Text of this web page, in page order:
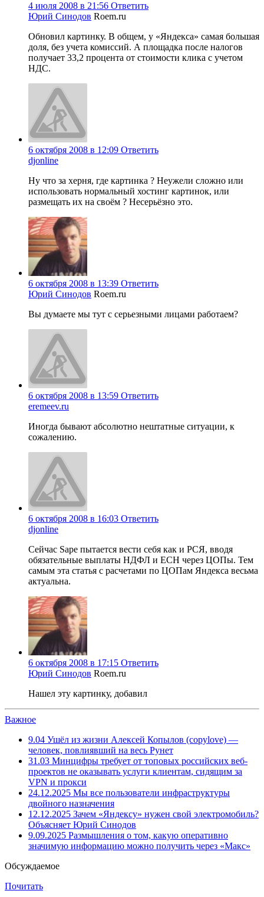
4 июля 2008 в 21:56 Ответить
Юрий Синодов Roem.ru
Обновил картинку. В общем, у «Яндекса» самая большая
доля, без учета комиссий. А площадка после налогов
получает 33,2 процента от стоимости клика с учетом
НДС.
6 октября 2008 в 12:09 Ответить
djonline
Ну что за херня, где картинка ? Неужели сложно или
использовать нормальный хостинг картинок, или
размещать их на своём ? Несерьёзно это.
6 октября 2008 в 13:39 Ответить
Юрий Синодов Roem.ru
Вы думаете мы тут с серьезными лицами работаем?
6 октября 2008 в 13:59 Ответить
eremeev.ru
Иногда бывают абсолютно нештатные ситуации, к
сожалению.
6 октября 2008 в 16:03 Ответить
djonline
Сейчас Sape пытается вести себя как и РСЯ, вводя
обязательные выплаты НДФЛ и ЕСН через ЦОПы. Тем
самым эта статья с расчетами по ЦОПам Яндекса весьма
актуальна.
6 октября 2008 в 17:15 Ответить
Юрий Синодов Roem.ru
Нашел эту картинку, добавил
Важное
9.04 Ушёл из жизни Алексей Копылов (copylove) —
человек, повлиявший на весь Рунет
31.03 Минцифры требует от топовых российских веб-
проектов не оказывать услуги клиентам, сидящим за
VPN и прокси
24.12.2025 Мы все пользователи инфраструктуры
двойного назначения
12.12.2025 Зачем «Яндексу» нужен свой электромобиль?
Объясняет Юрий Синодов
9.09.2025 Размышления о том, какую оперативно
значимую информацию можно получить через «Макс»
Обсуждаемое
Почитать